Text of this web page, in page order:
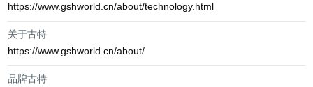
https://www.gshworld.cn/about/technology.html
关于古特
https://www.gshworld.cn/about/
品牌古特